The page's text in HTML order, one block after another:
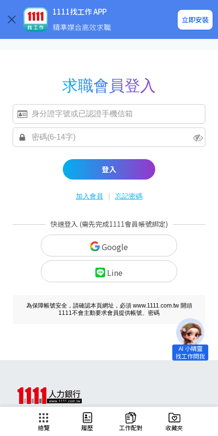
1111找工作 APP
精準媒合高效求職
立即安裝
企業求才
求職會員登入
登入
加入會員 | 忘記密碼
快速登入 (需先完成1111會員帳號綁定)
Google
Line
為保障帳號安全，請確認本頁網址，必須 www.1111.com.tw 開頭
1111不會主動要求會員提供帳號、密碼
總覽 履歷 工作配對 收藏夾